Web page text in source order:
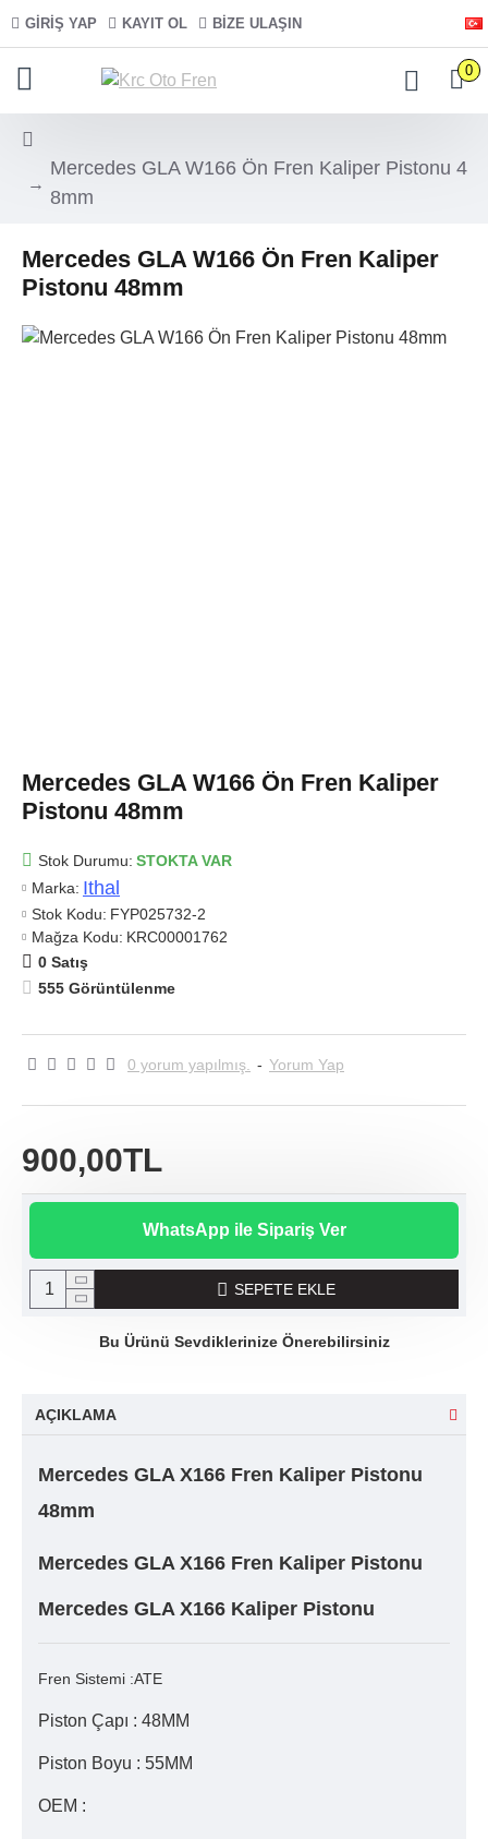
GIRIŞ YAP KAYIT OL BIZE ULAŞIN
0
Mercedes GLA W166 Ön Fren Kaliper Pistonu 4
8mm
Mercedes GLA W166 Ön Fren Kaliper
Pistonu 48mm
Mercedes GLA W166 Ön Fren Kaliper
Pistonu 48mm
Stok Durumu: STOKTA VAR
Marka: Ithal
Stok Kodu: FYP025732-2
Mağza Kodu: KRC00001762
0 Satış
555 Görüntülenme
0 yorum yapılmış. - Yorum Yap
900,00TL
WhatsApp ile Sipariş Ver
SEPETE EKLE
Bu Ürünü Sevdiklerinize Önerebilirsiniz
AÇIKLAMA
Mercedes GLA X166 Fren Kaliper Pistonu
48mm
Mercedes GLA X166 Fren Kaliper Pistonu
Mercedes GLA X166 Kaliper Pistonu
Fren Sistemi :ATE
Piston Çapı : 48MM
Piston Boyu : 55MM
OEM :